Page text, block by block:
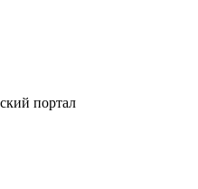
портал